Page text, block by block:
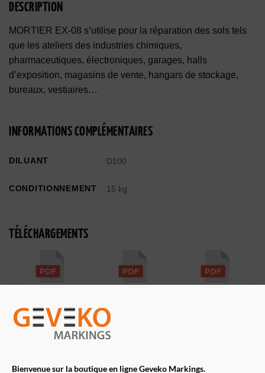
Bienvenue sur la boutique en ligne Geveko Markings.
DESCRIPTION
MORTIER EX-08 s’utilise pour la réparation des sols tels
que les ateliers des industries chimiques,
pharmaceutiques, électroniques, garages, halls
d’exposition, magasins de vente, hangars de stockage,
bureaux, vestiaires…
INFORMATIONS COMPLÉMENTAIRES
DILUANT D100
CONDITIONNEMENT 15 kg
TÉLÉCHARGEMENTS